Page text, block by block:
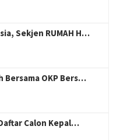
Sekjen RUMAH H…
Bersama OKP Bers…
Calon Kepal…